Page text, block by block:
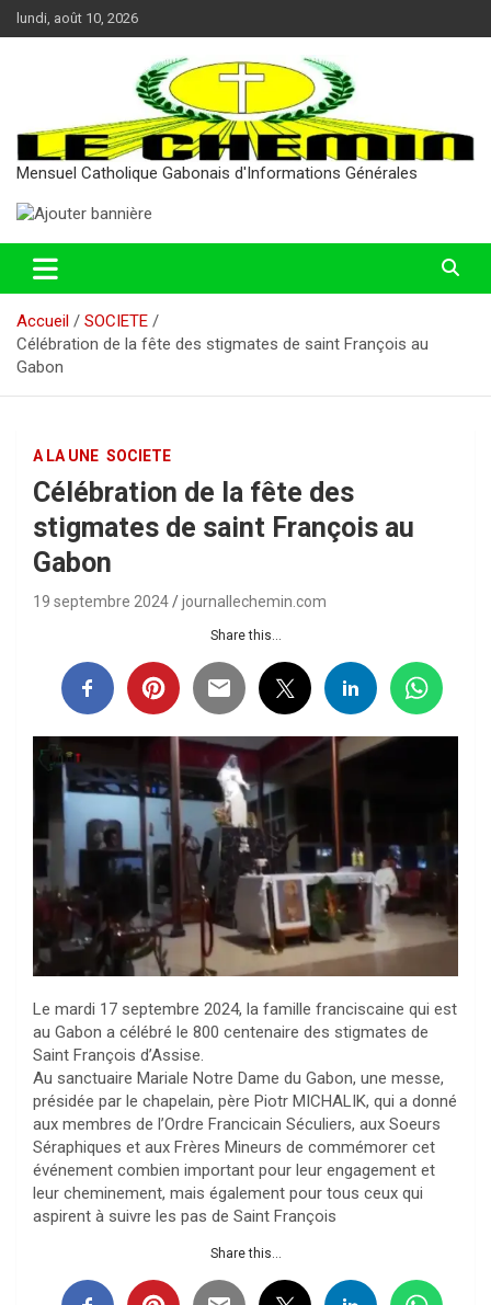
Aller
au
lundi, août 10, 2026
Mensuel Catholique Gabonais d'Informations Générales
Accueil
SOCIETE
Célébration de la fête des stigmates de saint François au
Gabon
A LA UNE SOCIETE
Célébration de la fête des
stigmates de saint François au
Gabon
19 septembre 2024 journallechemin.com
Share this...
Le mardi 17 septembre 2024, la famille franciscaine qui est
au Gabon a célébré le 800 centenaire des stigmates de
Saint François d’Assise.
Au sanctuaire Mariale Notre Dame du Gabon, une messe,
présidée par le chapelain, père Piotr MICHALIK, qui a donné
aux membres de l’Ordre Francicain Séculiers, aux Soeurs
Séraphiques et aux Frères Mineurs de commémorer cet
événement combien important pour leur engagement et
leur cheminement, mais également pour tous ceux qui
aspirent à suivre les pas de Saint François
Share this...